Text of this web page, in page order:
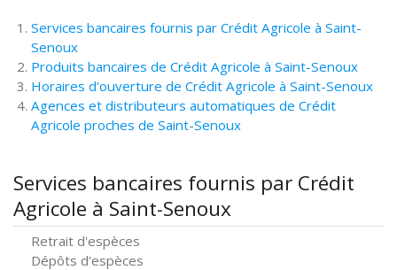
Services bancaires fournis par Crédit Agricole à Saint-
Senoux
Produits bancaires de Crédit Agricole à Saint-Senoux
Horaires d'ouverture de Crédit Agricole à Saint-Senoux
Agences et distributeurs automatiques de Crédit
Agricole proches de Saint-Senoux
Services bancaires fournis par Crédit
Agricole à Saint-Senoux
Retrait d'espèces
Dépôts d'espèces